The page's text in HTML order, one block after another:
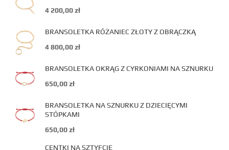
4 200,00zł
BRANSOLETKA RÓŻANIEC ZŁOTY Z OBRĄCZKĄ
4 800,00zł
BRANSOLETKA OKRĄG Z CYRKONIAMI NA SZNURKU
650,00zł
BRANSOLETKA NA SZNURKU Z DZIECIĘCYMI
STÓPKAMI
650,00zł
CENTKI NA SZTYFCIE